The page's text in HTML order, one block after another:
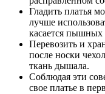
Гладить платья
лучше
касается
Перевозить и
после носки
ткань дышала.
Соблюдая эти
свое платье в